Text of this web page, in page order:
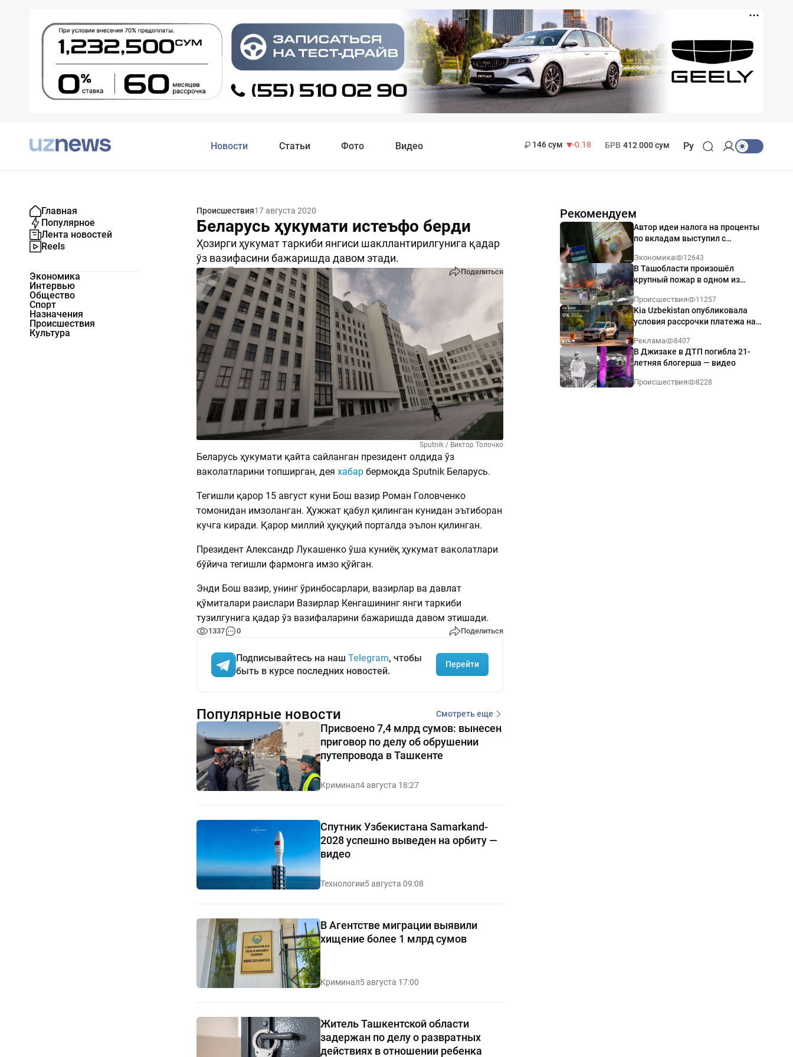
Новости Статьи Фото Видео
146 сум
-0.18
БРВ 412 000 сум Ру
Главная
Популярное
Лента новостей
Reels
Экономика
Интервью
Общество
Спорт
Назначения
Происшествия
Культура
Происшествия17 августа 2020
Беларусь ҳукумати истеъфо берди
Ҳозирги ҳукумат таркиби янгиси шакллантирилгунига қадар
ўз вазифасини бажаришда давом этади.
1337 Поделиться
Sputnik / Виктор Толочко
Беларусь ҳукумати қайта сайланган президент олдида ўз
ваколатларини топширган, дея хабарбермоқда Sputnik Беларусь.
Тегишли қарор 15 август куни Бош вазир Роман Головченко
томонидан имзоланган. Ҳужжат қабул қилинган кунидан эътиборан
кучга киради. Қарор миллий ҳуқуқий порталда эълон қилинган.
Президент Александр Лукашенко ўша куниёқ ҳукумат ваколатлари
бўйича тегишли фармонга имзо қўйган.
Энди Бош вазир, унинг ўринбосарлари, вазирлар ва давлат
қўмиталари раислари Вазирлар Кенгашининг янги таркиби
тузилгунига қадар ўз вазифаларини бажаришда давом этишади.
1337 0 Поделиться
Подписывайтесь на наш Telegram, чтобы
быть в курсе последних новостей.
Перейти
Рекомендуем
Автор идеи налога на проценты
по вкладам выступил с
Экономика 12643
В Ташобласти произошёл
крупный пожар в одном из
Происшествия 11257
Kia Uzbekistan опубликовала
условия рассрочки платежа на
годовых
Реклама 8407
В Джизаке в ДТП погибла 21-
летняя блогерша — видео
Происшествия 8228
Популярные новости Смотреть еще
Присвоено 7,4 млрд сумов: вынесен
приговор по делу об обрушении
путепровода в Ташкенте
Криминал4 августа 18:27
Спутник Узбекистана Samarkand-
2028 успешно выведен на орбиту —
видео
Технологии5 августа 09:08
В Агентстве миграции выявили
хищение более 1 млрд сумов
Криминал5 августа 17:00
Житель Ташкентской области
задержан по делу о развратных
действиях в отношении ребенка